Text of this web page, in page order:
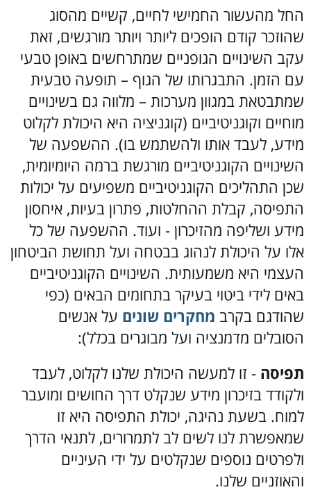
החל מהעשור החמישי לחיים, קשיים מהסוג
שהוזכר קודם הופכים ליותר ויותר מורגשים, זאת
עקב השינויים הגופניים שמתרחשים באופן טבעי
עם הזמן. התבגרותו של הגוף – תופעה טבעית
שמתבטאת במגוון מערכות – מלווה גם בשינויים
מוחיים וקוגניטיביים (קוגניציה היא היכולת לקלוט
מידע, לעבד אותו ולהשתמש בו). ההשפעה של
השינויים הקוגניטיביים מורגשת ברמה היומיומית,
שכן התהליכים הקוגניטיביים משפיעים על יכולות
התפיסה, קבלת ההחלטות, פתרון בעיות, איחסון
מידע ושליפה מהזיכרון - ועוד. ההשפעה של כל
אלו על היכולת לנהוג בבטחה ועל תחושת הביטחון
העצמי היא משמעותית. השינויים הקוגניטיביים
באים לידי ביטוי בעיקר בתחומים הבאים (כפי
שהודגם בקרב מחקרים שונים על אנשים
הסובלים מדמנציה ועל מבוגרים בכלל):
תפיסה - זו למעשה היכולת שלנו לקלוט, לעבד
ולקודד בזיכרון מידע שנקלט דרך החושים ומועבר
למוח. בשעת נהיגה, יכולת התפיסה היא זו
שמאפשרת לנו לשים לב לתמרורים, לתנאי הדרך
ולפרטים נוספים שנקלטים על ידי העיניים
והאוזניים שלנו.